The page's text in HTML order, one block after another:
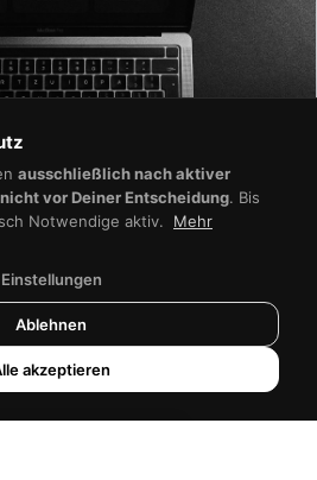
Website?
2025/2026
oder Agentur — von 15
Was eine Website kostet
ausschließlich nach aktiver
vor Deiner Entscheidung. Bis
Notwendige aktiv.
Mehr
Einstellungen
Ablehnen
akzeptieren